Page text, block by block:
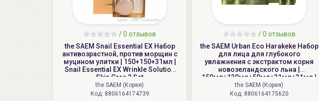
/0 отзывов
the SAEM Snail Essential EX Набор
антивозрастной, против морщин с
муцином улитки | 150+150+31мл |
Snail Essential EX Wrinkle Solution
Skin Care 2 Set
the SAEM (Корея)
Код: 8806164174739
/0 отзывов
the SAEM Urban Eco Harakeke Набор
для лица для глубокого
увлажнения с экстрактом корня
новозеландского льна |
150мл+130мл+50мл+31мл+31мл |
Urban Eco Harakeke Deep Moisture
Skin Care 3 Set
the SAEM (Корея)
Код: 8806164175620